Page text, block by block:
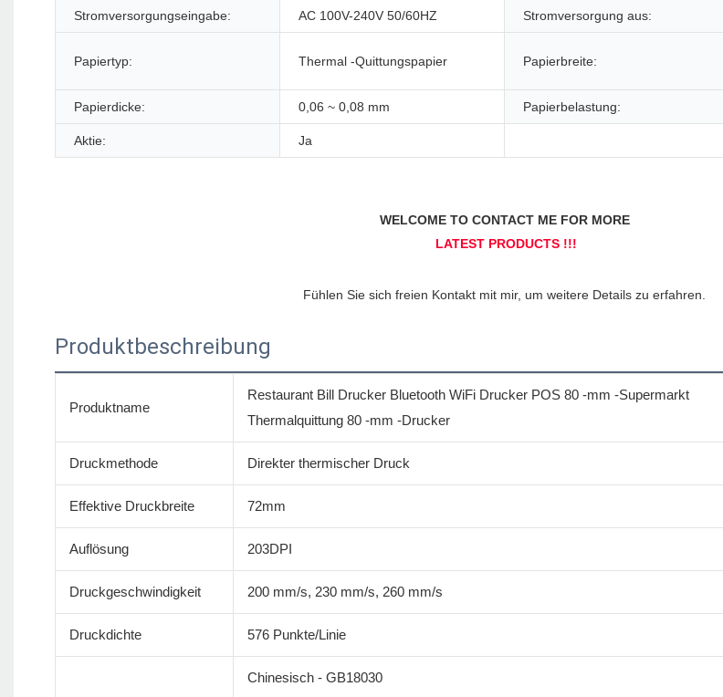
Stromversorgungseingabe: AC 100V-240V 50/60HZ Stromversorgung aus:
Papiertyp: Thermal -Quittungspapier Papierbreite:
Papierdicke: 0,06 ~ 0,08 mm Papierbelastung:
Aktie: Ja
Produktbeschreibung
Produktname
Restaurant Bill Drucker Bluetooth WiFi Drucker POS 80 -mm -Supermarkt
Thermalquittung 80 -mm -Drucker
Druckmethode Direkter thermischer Druck
Effektive Druckbreite 72mm
Auflösung 203DPI
Druckgeschwindigkeit 200 mm/s, 230 mm/s, 260 mm/s
Druckdichte 576 Punkte/Linie
Chinesisch - GB18030